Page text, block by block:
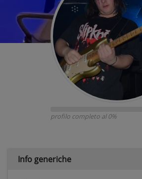
profilo completo al 0%
Info generiche